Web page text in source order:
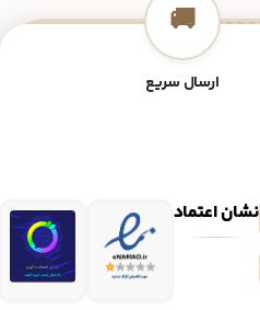
🚚
ارسال سریع
نشان اعتماد